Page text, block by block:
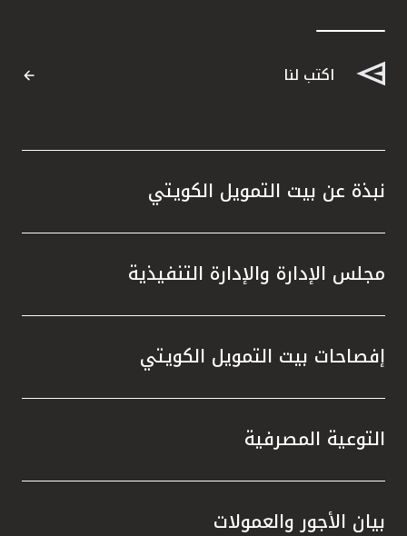
اكتب لنا
نبذة عن بيت التمويل الكويتي
مجلس الإدارة والإدارة التنفيذية
إفصاحات بيت التمويل الكويتي
التوعية المصرفية
بيان الأجور والعمولات